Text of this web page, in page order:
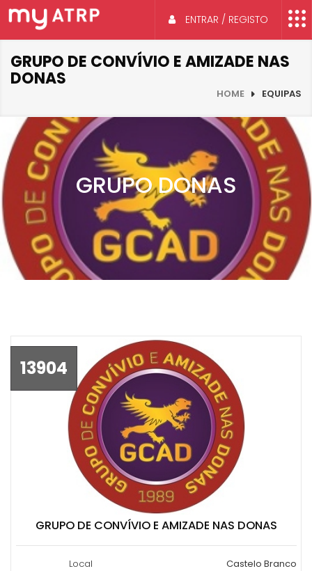
ENTRAR / REGISTO
GRUPO DE CONVÍVIO E AMIZADE NAS
DONAS
HOME EQUIPAS
GRUPO DONAS
13904
GRUPO DE CONVÍVIO E AMIZADE NAS DONAS
Local
Castelo Branco